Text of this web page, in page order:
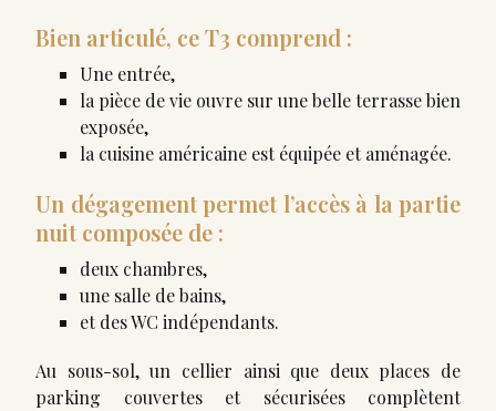
Bien articulé, ce T3 comprend :
Une entrée,
la pièce de vie ouvre sur une belle terrasse bien
exposée,
la cuisine américaine est équipée et aménagée.
Un dégagement permet l’accès à la partie
nuit composée de :
deux chambres,
une salle de bains,
et des WC indépendants.
Au sous-sol, un cellier ainsi que deux places de
parking couvertes et sécurisées complètent